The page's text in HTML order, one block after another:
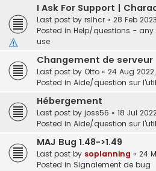
I Ask For Support |
Last post by rslhcr « 28 Feb
Posted in Help/questions -
use
Changement de serveur
Last post by Otto « 24 Aug
Posted in Aide/question sur
Hébergement
Last post by joss56 « 18 Jul
Posted in Aide/question sur
MAJ Bug 1.48->1.49
Last post by soplanning « 24
Posted in Signalement de bug